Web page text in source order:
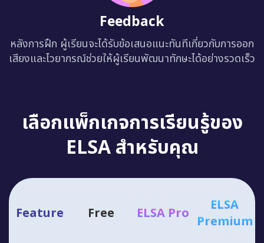
Feedback
หลังการฝึก ผู้เรียนจะได้รับข้อเสนอแนะทันทีเกี่ยวกับการออก
เสียงและไวยากรณ์ช่วยให้ผู้เรียนพัฒนาทักษะได้อย่างรวดเร็ว
เลือกแพ็กเกจการเรียนรู้ของ
ELSA สำหรับคุณ
Feature Free ELSA Pro
ELSA
Premium